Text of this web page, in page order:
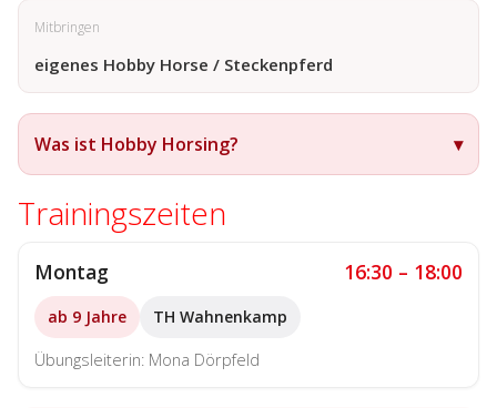
Mitbringen
eigenes Hobby Horse / Steckenpferd
Was ist Hobby Horsing? ▾
Trainingszeiten
Montag 16:30 – 18:00
ab 9 Jahre TH Wahnenkamp
Übungsleiterin: Mona Dörpfeld